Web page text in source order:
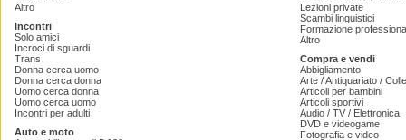
Altro
Incontri
Solo amici
Incroci di sguardi
Trans
Donna cerca uomo
Donna cerca donna
Uomo cerca donna
Uomo cerca uomo
Incontri per adulti
Auto e moto
Lezioni private
Scambi linguistici
Formazione
Altro
Compra e vendi
Abbigliamento
Arte / Antiquariato /
Articoli per bambini
Articoli sportivi
Audio / TV / Elettronica
DVD e videogame
Fotografia e video